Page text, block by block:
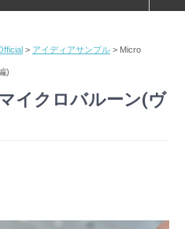
> アイディアサンプル > Micro
)
イクロバルーン(ヴ